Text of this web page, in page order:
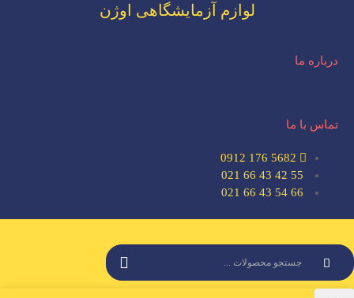
لوازم آزمایشگاهی اوژن
درباره ما
تماس با ما
5682 176 0912
55 42 43 66 021
66 54 43 66 021